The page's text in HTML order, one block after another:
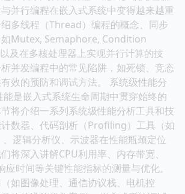
并行编程在嵌入式系统中变得越来越重
多线程（Thread）编程的概念、同步
如Mutex, Semaphore, Condition
及在多核处理器上实现并行计算的技
并发编程中的常见陷阱，如死锁、竞态
效的预防和调试方法。 系统级性能分
能是嵌入式系统生命周期中贯穿始终的
将介绍一系列系统级性能分析工具和技
数器、代码剖析（Profiling）工具（如
逻辑分析仪、示波器在性能瓶颈定位
将深入讲解CPU利用率、内存带宽、
时间等关键性能指标的测量与优化。
如图像处理、通信协议栈、电机控